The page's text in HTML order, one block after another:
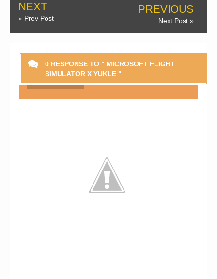
NEXT
« Prev Post
PREVIOUS
Next Post »
0 RESPONSE TO " MICROSOFT FLIGHT
SIMULATOR X YUKLE "
Smaylikləri Göstər